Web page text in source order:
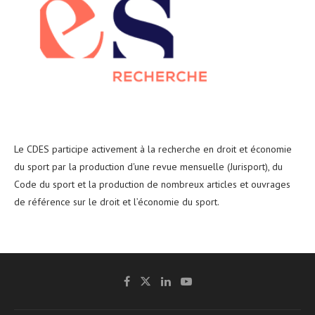
Le CDES participe activement à la recherche en droit et économie
du sport par la production d'une revue mensuelle (Jurisport), du
Code du sport et la production de nombreux articles et ouvrages
de référence sur le droit et l’économie du sport.